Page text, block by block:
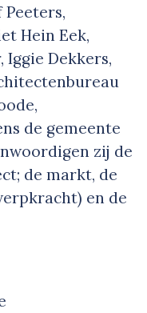
Hein Eek,
Dekkers,
de gemeente
zij de
de markt, de
en de